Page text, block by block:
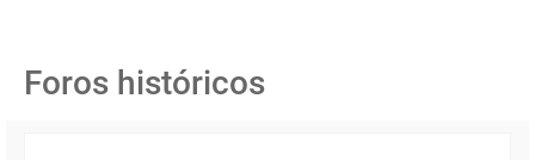
Foros históricos